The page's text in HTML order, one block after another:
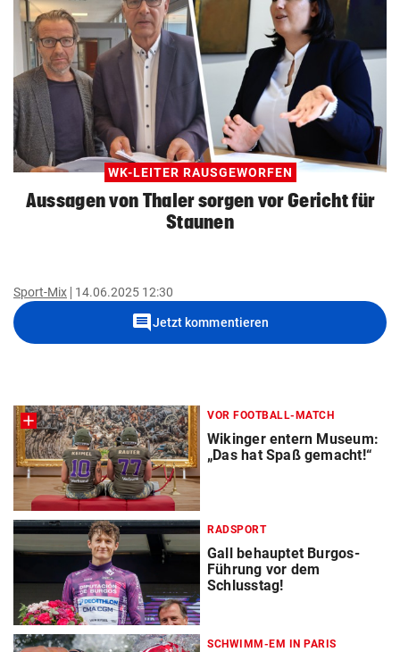
WK-LEITER RAUSGEWORFEN
Aussagen von Thaler sorgen vor Gericht für
Staunen
Sport-Mix 14.06.2025 12:30
commentJetzt kommentieren
VOR FOOTBALL-MATCH
Wikinger entern Museum:
„Das hat Spaß gemacht!“
RADSPORT
Gall behauptet Burgos-
Führung vor dem
Schlusstag!
SCHWIMM-EM IN PARIS